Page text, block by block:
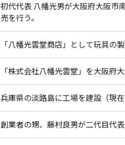
初代代表 八幡光男が大阪府大阪市
売を行う。
「八幡光雲堂商店」として玩具の
「株式会社八幡光雲堂」を大阪府
兵庫県の淡路島に工場を建設（現在
創業者の甥、藤村良男が二代目代表